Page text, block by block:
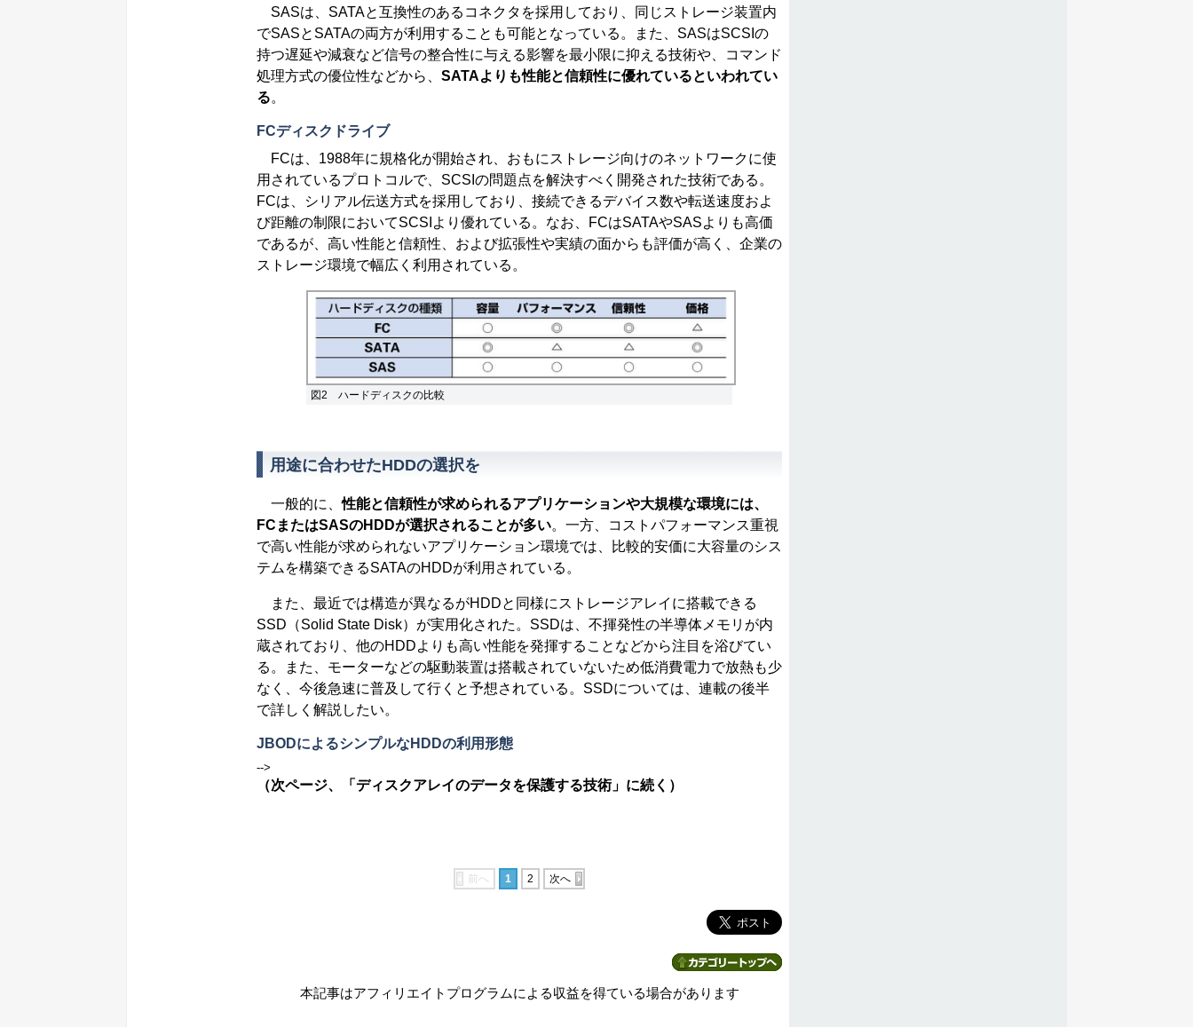
SASは、SATAと互換性のあるコネクタを採用しており、同じストレージ装置内
でSASとSATAの両方が利用することも可能となっている。また、SASはSCSIの
持つ遅延や減衰など信号の整合性に与える影響を最小限に抑える技術や、コマンド
処理方式の優位性などから、 SATAよりも性能と信頼性に優れているといわれてい
る。
FCディスクドライブ
FCは、1988年に規格化が開始され、おもにストレージ向けのネットワークに使
用されているプロトコルで、SCSIの問題点を解決すべく開発された技術である。
FCは、シリアル伝送方式を採用しており、接続できるデバイス数や転送速度およ
び距離の制限においてSCSIより優れている。なお、FCはSATAやSASよりも高価
であるが、高い性能と信頼性、および拡張性や実績の面からも評価が高く、企業の
ストレージ環境で幅広く利用されている。
図2 ハードディスクの比較
用途に合わせたHDDの選択を
一般的に、性能と信頼性が求められるアプリケーションや大規模な環境には、
FCまたはSASのHDDが選択されることが多い。一方、コストパフォーマンス重視
で高い性能が求められないアプリケーション環境では、比較的安価に大容量のシス
テムを構築できるSATAのHDDが利用されている。
また、最近では構造が異なるがHDDと同様にストレージアレイに搭載できる
SSD（Solid State Disk）が実用化された。SSDは、不揮発性の半導体メモリが内
蔵されており、他のHDDよりも高い性能を発揮することなどから注目を浴びてい
る。また、モーターなどの駆動装置は搭載されていないため低消費電力で放熱も少
なく、今後急速に普及して行くと予想されている。SSDについては、連載の後半
で詳しく解説したい。
JBODによるシンプルなHDDの利用形態
-->
（次ページ、「ディスクアレイのデータを保護する技術」に続く）
前へ 1 2 次へ
本記事はアフィリエイトプログラムによる収益を得ている場合があります